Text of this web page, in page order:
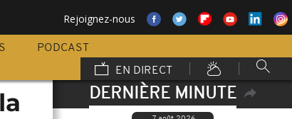
Rejoignez-nous
PODCAST
EN DIRECT
DERNIÈRE MINUTE